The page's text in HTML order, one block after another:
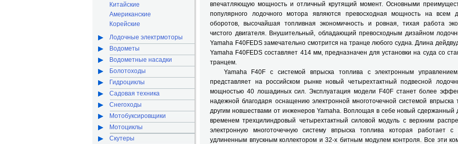
впечатляющую мощность и отличный крутящий момент. Основными
популярного лодочного мотора являются превосходная мощность на всем
оборотов, высочайшая топливная экономичность и ровная, тихая работа
чистого двигателя. Внушительный, обладающий превосходным дизайном
Yamaha F40FEDS замечательно смотрится на транце любого судна. Длина
Yamaha F40FEDS составляет 414 мм, предназначен для установки на суда со
транцем.
Yamaha F40F с системой впрыска топлива с электронным
представляет на российском рынке новый четырехтактный подвесной
мощностью 40 лошадиных сил. Эксплуатация модели F40F станет более
надежной благодаря оснащению электронной многоточечной системой впрыска
другим новшествами от инженеров Yamaha. Воплощая в себе новый сдержанный
временем трехцилиндровый четырехтактный силовой модуль с верхним
электронную многоточечную систему впрыска топлива которая работает с
удлиненным впускным коллектором и 32-х битным модулем контроля. Все эти
Китайские
Американские
Корейские
Лодочные электрмоторы
Водометы
Водометные насадки
Болотоходы
Гидроциклы
Садовая техника
Снегоходы
Мотобуксировщики
Мотоциклы
Скутеры